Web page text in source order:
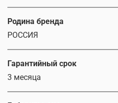
Родина бренда
РОССИЯ
Гарантийный срок
3 месяца